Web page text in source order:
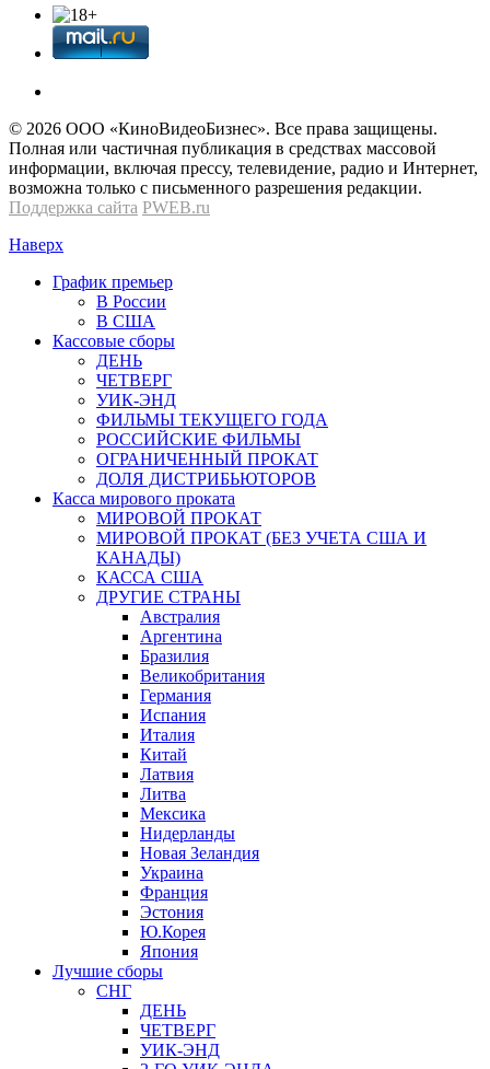
© 2026 OOО «КиноВидеоБизнес». Все права защищены.
Полная или частичная публикация в средствах массовой
информации, включая прессу, телевидение, радио и Интернет,
возможна только с письменного разрешения редакции.
Поддержка сайта PWEB.ru
Наверх
График премьер
В России
В США
Кассовые сборы
ДЕНЬ
ЧЕТВЕРГ
УИК-ЭНД
ФИЛЬМЫ ТЕКУЩЕГО ГОДА
РОССИЙСКИЕ ФИЛЬМЫ
ОГРАНИЧЕННЫЙ ПРОКАТ
ДОЛЯ ДИСТРИБЬЮТОРОВ
Касса мирового проката
МИРОВОЙ ПРОКАТ
МИРОВОЙ ПРОКАТ (БЕЗ УЧЕТА США И
КАНАДЫ)
КАССА США
ДРУГИЕ СТРАНЫ
Австралия
Аргентина
Бразилия
Великобритания
Германия
Испания
Италия
Китай
Латвия
Литва
Мексика
Нидерланды
Новая Зеландия
Украина
Франция
Эстония
Ю.Корея
Япония
Лучшие сборы
СНГ
ДЕНЬ
ЧЕТВЕРГ
УИК-ЭНД